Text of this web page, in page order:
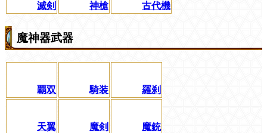
滅剣 神槍 古代機
魔神器武器
覇双 騎装 羅刹
天翼 魔剣 魔銃